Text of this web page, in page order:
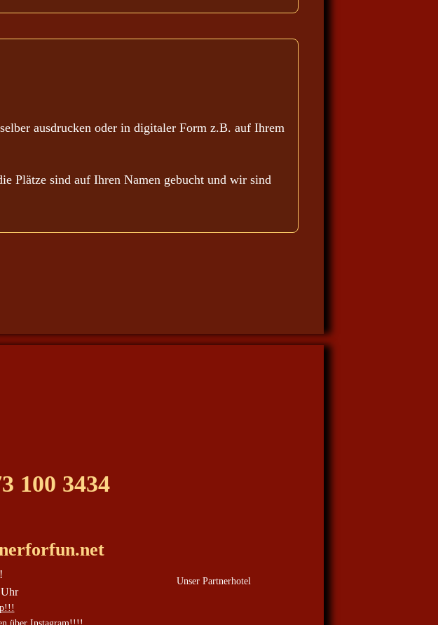
ausdrucken oder in digitaler Form z.B. auf Ihrem
Plätze sind auf Ihren Namen gebucht und wir sind
100 3434
Unser Partnerhotel